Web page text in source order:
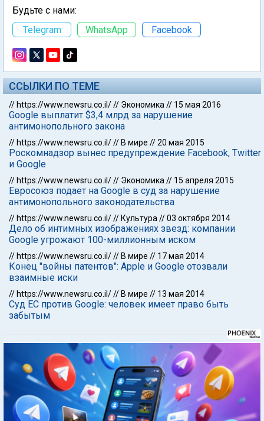
Будьте с нами:
Telegram
WhatsApp Facebook
ССЫЛКИ ПО ТЕМЕ
// https://www.newsru.co.il/// Экономика // 15 мая 2016
Google выплатит $3,4 млрд за нарушение
антимонопольного закона
// https://www.newsru.co.il/// В мире //20 мая 2015
Роскомнадзор вынес предупреждение Facebook, Twitter
и Google
// https://www.newsru.co.il/// Экономика // 15 апреля 2015
Евросоюз подает на Google в суд за нарушение
антимонопольного законодательства
// https://www.newsru.co.il/// Культура //03 октября 2014
Дело об интимных изображениях звезд: компании
Google угрожают 100-миллионным иском
// https://www.newsru.co.il/// В мире // 17 мая 2014
Конец "войны патентов": Apple и Google отозвали
взаимные иски
// https://www.newsru.co.il/// В мире // 13 мая 2014
Суд ЕС против Google: человек имеет право быть
забытым